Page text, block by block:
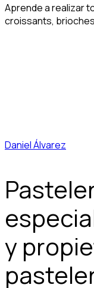
Aprende a realizar
croissants,
Daniel Álvarez
y